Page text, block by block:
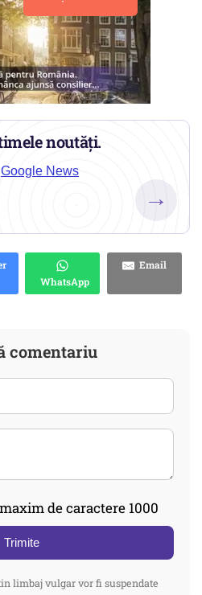
noutăți.
Google News
→
WhatsApp
Email
comentariu
de caractere 1000
Trimite
limbaj vulgar vor fi suspendate